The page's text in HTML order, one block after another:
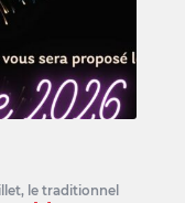
le traditionnel